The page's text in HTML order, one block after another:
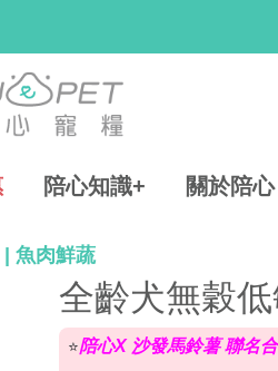
陪心知識+ 關於陪心
魚肉鮮蔬
全齡犬無穀
⭐陪心X 沙發馬鈴薯 聯名